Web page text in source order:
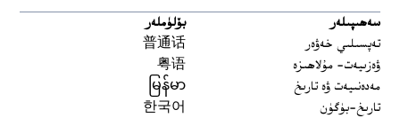
سەھىپىلەر
تەپسىلىي خەۋەر
ۋەزىيەت- مۇلاھىزە
مەدەنىيەت ۋە تارىخ
تارىخ-بۈگۈن
بۆلۈملەر
普通话
粤语
မြန်မာ
한국어